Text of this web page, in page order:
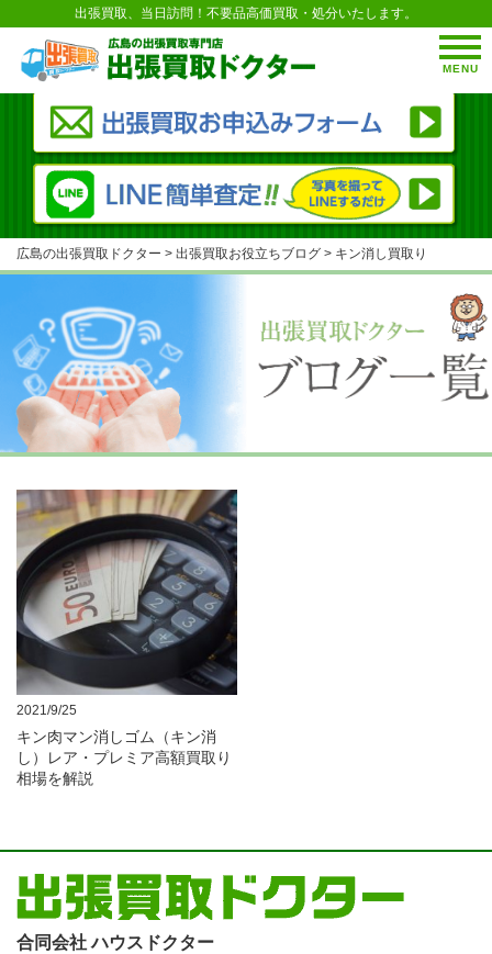
MENU
出張買取、当日訪問！不要品高価買取・処分いたします。
広島の出張買取ドクター > 出張買取お役立ちブログ > キン消し買取り
2021/9/25
キン肉マン消しゴム（キン消
し）レア・プレミア高額買取り
相場を解説
合同会社 ハウスドクター